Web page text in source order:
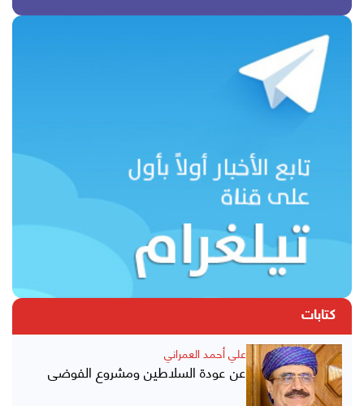
كتابات
علي أحمد العمراني
عن عودة السلاطين ومشروع الفوضى